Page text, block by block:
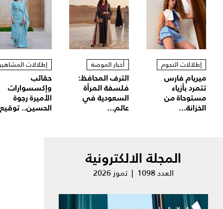
إطلالات النجوم
ميريام فارس
تتمرد بأزياء
مستوحاة من
الخزانة...
أخبار الموضة
الترف المحافظ:
فلسفة المرأة
السعودية في
عالم...
إطلالات
حقائب
وإكسسوارات
الأميرة رجوة
الحسين..
المجلة الالكترونية
العدد 1098 | تموز 2026